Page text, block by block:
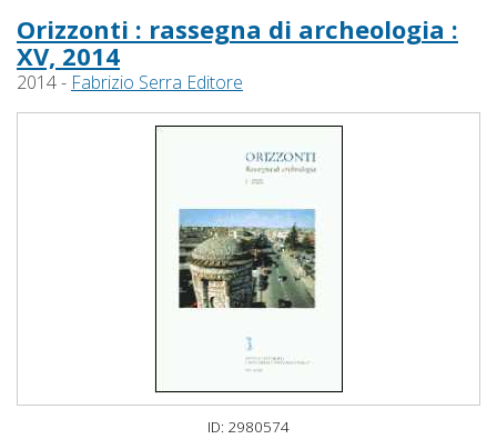
Orizzonti : rassegna di archeologia :
XV, 2014
2014 - Fabrizio Serra Editore
ID: 2980574